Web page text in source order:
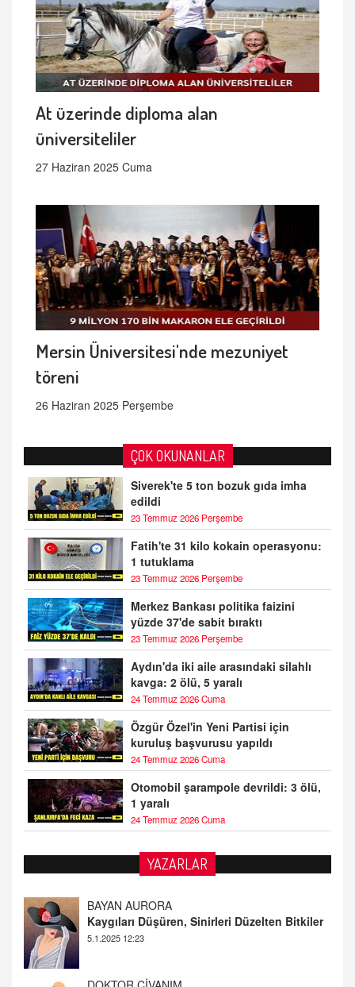
At üzerinde diploma alan
üniversiteliler
27 Haziran 2025 Cuma
Mersin Üniversitesi'nde mezuniyet
töreni
26 Haziran 2025 Perşembe
ÇOK OKUNANLAR
Siverek'te 5 ton bozuk gıda imha
edildi
23 Temmuz 2026 Perşembe
Fatih'te 31 kilo kokain operasyonu:
1 tutuklama
23 Temmuz 2026 Perşembe
Merkez Bankası politika faizini
yüzde 37'de sabit bıraktı
23 Temmuz 2026 Perşembe
Aydın'da iki aile arasındaki silahlı
kavga: 2 ölü, 5 yaralı
24 Temmuz 2026 Cuma
Özgür Özel'in Yeni Partisi için
kuruluş başvurusu yapıldı
24 Temmuz 2026 Cuma
Otomobil şarampole devrildi: 3 ölü,
1 yaralı
24 Temmuz 2026 Cuma
YAZARLAR
BAYAN AURORA
Kaygıları Düşüren, Sinirleri Düzelten Bitkiler
DOKTOR CİVANIM